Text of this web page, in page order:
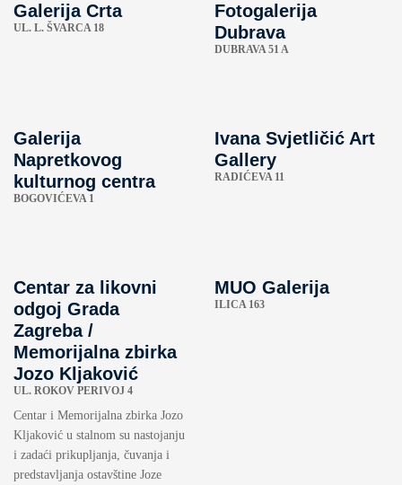
Galerija Crta
UL. L. ŠVARCA 18
Fotogalerija
Dubrava
DUBRAVA 51 A
Galerija
Napretkovog
kulturnog centra
BOGOVIĆEVA 1
Ivana Svjetličić Art
Gallery
RADIĆEVA 11
Centar za likovni
odgoj Grada
Zagreba /
Memorijalna zbirka
Jozo Kljaković
UL. ROKOV PERIVOJ 4
Centar i Memorijalna zbirka Jozo
Kljaković u stalnom su nastojanju
i zadaći prikupljanja, čuvanja i
predstavljanja ostavštine Joze
MUO Galerija
ILICA 163